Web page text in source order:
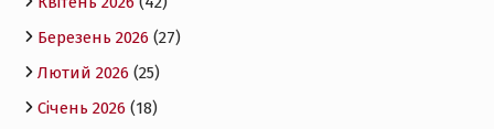
Березень 2026(27)
Лютий 2026(25)
Січень 2026(18)